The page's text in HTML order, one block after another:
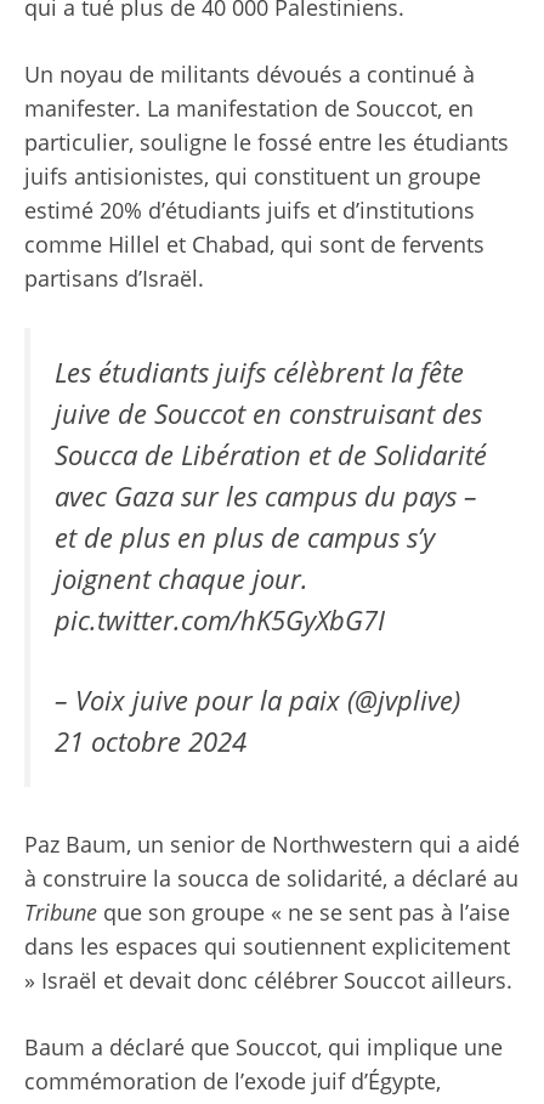
qui a tué plus de 40 000 Palestiniens.
Un noyau de militants dévoués a continué à
manifester. La manifestation de Souccot, en
particulier, souligne le fossé entre les étudiants
juifs antisionistes, qui constituent un groupe
estimé 20% d’étudiants juifs et d’institutions
comme Hillel et Chabad, qui sont de fervents
partisans d’Israël.
Les étudiants juifs célèbrent la fête
juive de Souccot en construisant des
Soucca de Libération et de Solidarité
avec Gaza sur les campus du pays –
et de plus en plus de campus s’y
joignent chaque jour.
pic.twitter.com/hK5GyXbG7I
– Voix juive pour la paix (@jvplive)
21 octobre 2024
Paz Baum, un senior de Northwestern qui a aidé
à construire la soucca de solidarité, a déclaré au
Tribune que son groupe « ne se sent pas à l’aise
dans les espaces qui soutiennent explicitement
» Israël et devait donc célébrer Souccot ailleurs.
Baum a déclaré que Souccot, qui implique une
commémoration de l’exode juif d’Égypte,